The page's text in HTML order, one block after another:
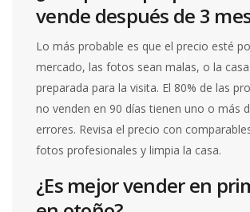
vende después de 3
Lo más probable es que el precio esté
mercado, las fotos sean malas, o la
preparada para la visita. El 80% de las
no venden en 90 días tienen uno o más
errores. Revisa el precio con
fotos profesionales y limpia la casa.
¿Es mejor vender en